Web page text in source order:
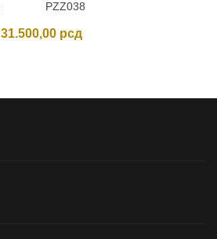
PZZ038
31.500,00 рсд